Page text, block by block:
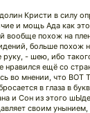
Кристи в силу
и мощь Ада как
вообще похож на
больше похож
руку, - шею, ибо
ещё со
во мнении, что ВОТ
в глаза в
и Сон из этого
своим унынием,